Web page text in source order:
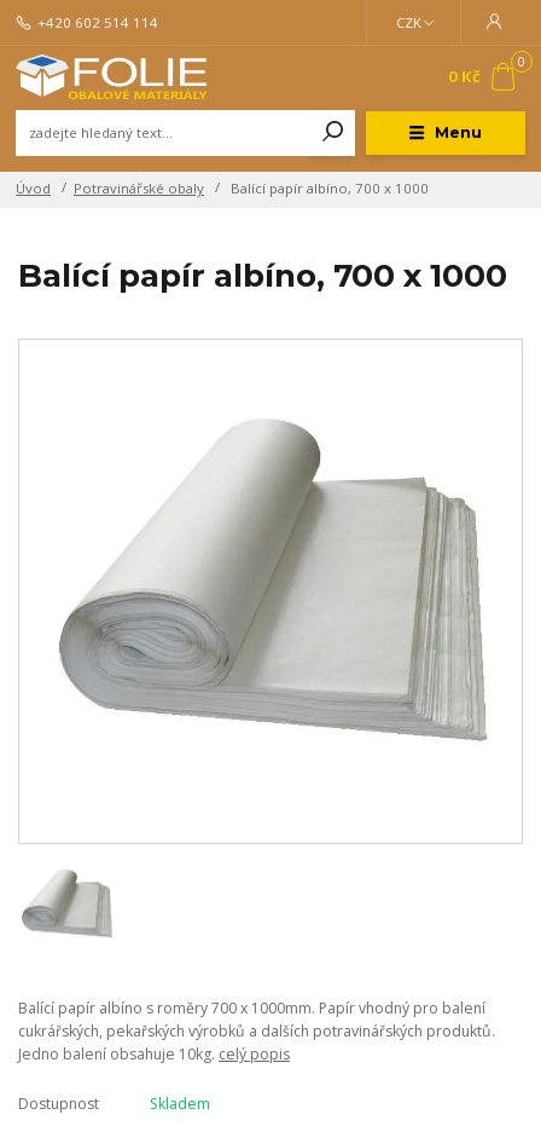
Menu
CZK
+420 602 514 114
0
0 Kč
Úvod Potravinářské obaly Balící papír albíno, 700 x 1000
Balící papír albíno, 700 x 1000
Balící papír albíno s roměry 700 x 1000mm. Papír vhodný pro balení
cukrářských, pekařských výrobků a dalších potravinářských produktů.
Jedno balení obsahuje 10kg. celý popis
Dostupnost Skladem